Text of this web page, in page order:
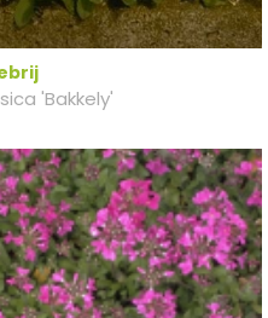
'Bakkely'